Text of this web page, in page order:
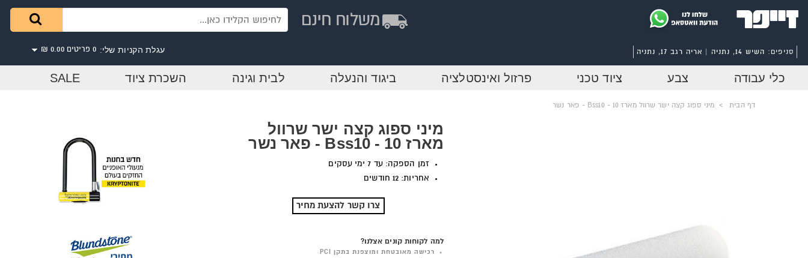
עגלת הקניות שלי: 0 פריטים 0.00 ₪ סניפים: השיש 14, נתניה | אריה רגב 17, נתניה
כלי עבודה צבע ציוד טכני פרזול ואינסטלציה ביגוד והנעלה לבית וגינה השכרת ציוד SALE
דף הבית > מיני ספוג קצה ישר שרוול מארז 10 - Bss10 - פאר נשר
מיני ספוג קצה ישר שרוול
מארז 10 - Bss10 - פאר נשר
זמן הספקה: עד 7 ימי עסקים
אחריות: 12 חודשים
צרו קשר להצעת מחיר
למה לקוחות קונים אצלנו?
רכישה מאובטחת ומוצפנת בתקן PCI